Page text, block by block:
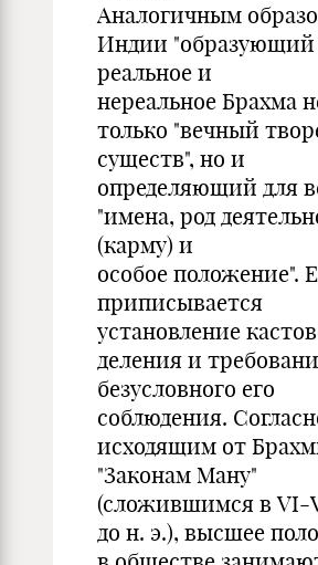
Аналогичным
Индии "образующий
реальное и
нереальное Брахма
только "вечный
существ", но и
определяющий для
"имена, род
(карму) и
особое положение".
приписывается
установление
деления и
безусловного его
соблюдения.
исходящим от
"Законам Ману"
(сложившимся в VI-
до н. э.), высшее